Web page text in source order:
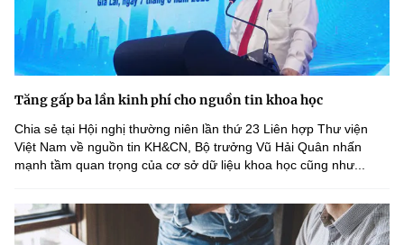
Tăng gấp ba lần kinh phí cho nguồn tin khoa học
Chia sẻ tại Hội nghị thường niên lần thứ 23 Liên hợp Thư viện
Việt Nam về nguồn tin KH&CN, Bộ trưởng Vũ Hải Quân nhấn
mạnh tầm quan trọng của cơ sở dữ liệu khoa học cũng như...